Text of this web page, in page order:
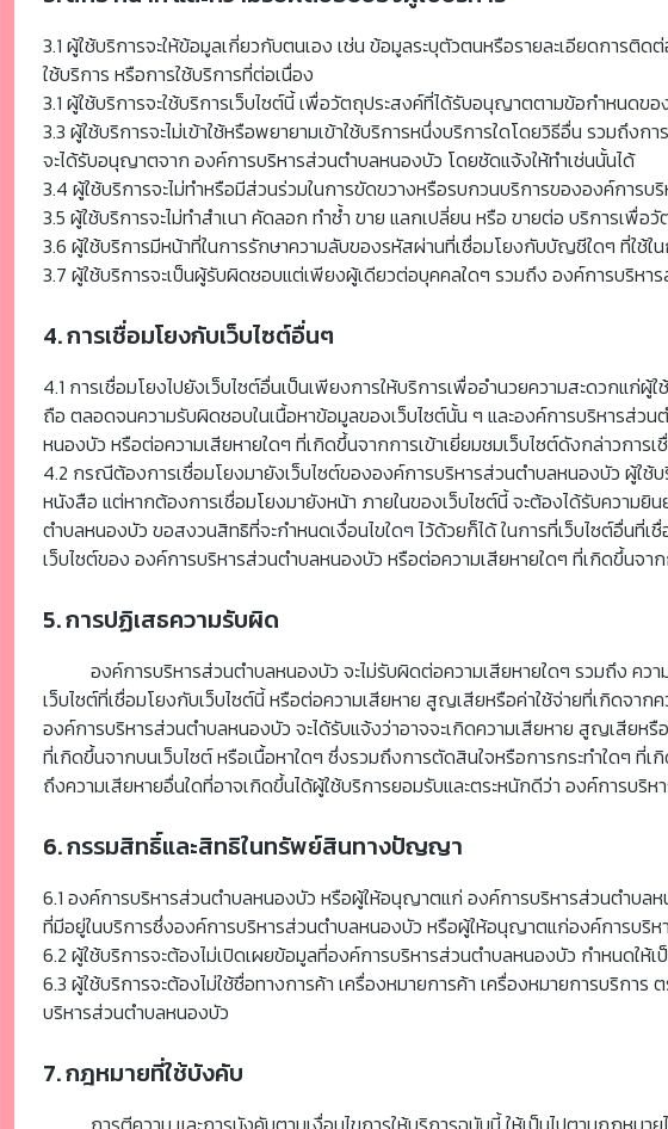
3.1 ผู้ใช้บริการจะให้ข้อมูลเกี่ยวกับตนเอง เช่น ข้อมูลระบุตัวตนหรือรายละเอียดการ
ใช้บริการ หรือการใช้บริการที่ต่อเนื่อง
3.1 ผู้ใช้บริการจะใช้บริการเว็บไซต์นี้ เพื่อวัตถุประสงค์ที่ได้รับอนุญาตตามข้อกำหน
3.3 ผู้ใช้บริการจะไม่เข้าใช้หรือพยายามเข้าใช้บริการหนึ่งบริการใดโดยวิธีอื่น รวมถึ
จะได้รับอนุญาตจาก องค์การบริหารส่วนตำบลหนองบัว โดยชัดแจ้งให้ทำเช่นนั้นได้
3.4 ผู้ใช้บริการจะไม่ทำหรือมีส่วนร่วมในการขัดขวางหรือรบกวนบริการขององค์การ
3.5 ผู้ใช้บริการจะไม่ทำสำเนา คัดลอก ทำซ้ำ ขาย แลกเปลี่ยน หรือ ขายต่อ บริการเ
3.6 ผู้ใช้บริการมีหน้าที่ในการรักษาความลับของรหัสผ่านที่เชื่อมโยงกับบัญชีใดๆ ที่ใช้ใ
3.7 ผู้ใช้บริการจะเป็นผู้รับผิดชอบแต่เพียงผู้เดียวต่อบุคคลใดๆ รวมถึง องค์การบริหา
4. การเชื่อมโยงกับเว็บไซต์อื่นๆ
4.1 การเชื่อมโยงไปยังเว็บไซต์อื่นเป็นเพียงการให้บริการเพื่ออำนวยความสะดวกแ
ถือ ตลอดจนความรับผิดชอบในเนื้อหาข้อมูลของเว็บไซต์นั้น ๆ และองค์การบริหารส่ว
หนองบัว หรือต่อความเสียหายใดๆ ที่เกิดขึ้นจากการเข้าเยี่ยมชมเว็บไซต์ดังกล่าวการ
4.2 กรณีต้องการเชื่อมโยงมายังเว็บไซต์ขององค์การบริหารส่วนตำบลหนองบัว ผู้ใช้
หนังสือ แต่หากต้องการเชื่อมโยงมายังหน้า ภายในของเว็บไซต์นี้ จะต้องได้รับความ
ตำบลหนองบัว ขอสงวนสิทธิที่จะกำหนดเงื่อนไขใดๆ ไว้ด้วยก็ได้ ในการที่เว็บไซต์อื่นที่
เว็บไซต์ของ องค์การบริหารส่วนตำบลหนองบัว หรือต่อความเสียหายใดๆ ที่เกิดขึ้นจาก
5. การปฏิเสธความรับผิด
องค์การบริหารส่วนตำบลหนองบัว จะไม่รับผิดต่อความเสียหายใดๆ รวมถึง คว
เว็บไซต์ที่เชื่อมโยงกับเว็บไซต์นี้ หรือต่อความเสียหาย สูญเสียหรือค่าใช้จ่ายที่เกิดจา
องค์การบริหารส่วนตำบลหนองบัว จะได้รับแจ้งว่าอาจจะเกิดความเสียหาย สูญเสีย
ที่เกิดขึ้นจากบนเว็บไซต์ หรือเนื้อหาใดๆ ซึ่งรวมถึงการตัดสินใจหรือการกระทำใดๆ ที่
ถึงความเสียหายอื่นใดที่อาจเกิดขึ้นได้ผู้ใช้บริการยอมรับและตระหนักดีว่า องค์การบ
6. กรรมสิทธิ์และสิทธิในทรัพย์สินทางปัญญา
6.1 องค์การบริหารส่วนตำบลหนองบัว หรือผู้ให้อนุญาตแก่ องค์การบริหารส่วนตำบ
ที่มีอยู่ในบริการซึ่งองค์การบริหารส่วนตำบลหนองบัว หรือผู้ให้อนุญาตแก่องค์การบริห
6.2 ผู้ใช้บริการจะต้องไม่เปิดเผยข้อมูลที่องค์การบริหารส่วนตำบลหนองบัว กำหนดใ
6.3 ผู้ใช้บริการจะต้องไม่ใช้ชื่อทางการค้า เครื่องหมายการค้า เครื่องหมายการบริ
บริหารส่วนตำบลหนองบัว
7. กฎหมายที่ใช้บังคับ